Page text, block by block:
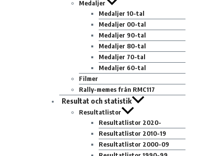
Medaljer
Medaljer 10-tal
Medaljer 00-tal
Medaljer 90-tal
Medaljer 80-tal
Medaljer 70-tal
Medaljer 60-tal
Filmer
Rally-memes från RMC117
Resultat och statistik
Resultatlistor
Resultatlistor 2020-
Resultatlistor 2010-19
Resultatlistor 2000-09